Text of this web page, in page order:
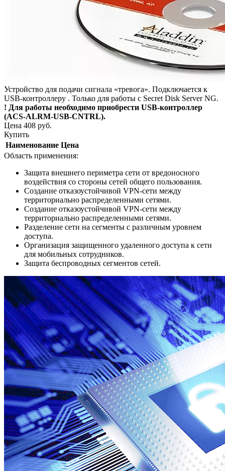
Устройство для подачи сигнала «тревога». Подключается к
USB-контроллеру . Только для работы с Secret Disk Server NG.
! Для работы необходимо приобрести USB-контроллер
(ACS-ALRM-USB-CNTRL).
Цена 408 руб.
Купить
Наименование Цена
Область применения:
Защита внешнего периметра сети от вредоносного
воздействия со стороны сетей общего пользования.
Создание отказоустойчивой VPN-сети между
территориально распределенными сетями.
Создание отказоустойчивой VPN-сети между
территориально распределенными сетями.
Разделение сети на сегменты с различным уровнем
доступа.
Организация защищенного удаленного доступа к сети
для мобильных сотрудников.
Защита беспроводных сегментов сетей.